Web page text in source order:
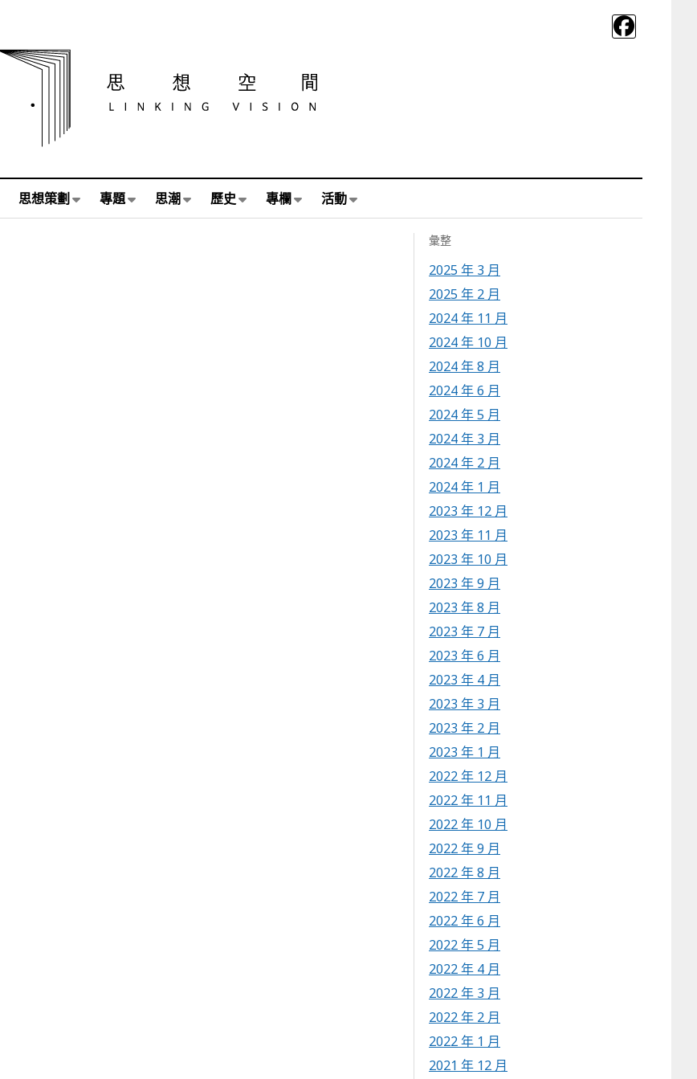
思想策劃 專題 思潮 歷史 專欄 活動
彙整
2025 年 3 月
2025 年 2 月
2024 年 11 月
2024 年 10 月
2024 年 8 月
2024 年 6 月
2024 年 5 月
2024 年 3 月
2024 年 2 月
2024 年 1 月
2023 年 12 月
2023 年 11 月
2023 年 10 月
2023 年 9 月
2023 年 8 月
2023 年 7 月
2023 年 6 月
2023 年 4 月
2023 年 3 月
2023 年 2 月
2023 年 1 月
2022 年 12 月
2022 年 11 月
2022 年 10 月
2022 年 9 月
2022 年 8 月
2022 年 7 月
2022 年 6 月
2022 年 5 月
2022 年 4 月
2022 年 3 月
2022 年 2 月
2022 年 1 月
2021 年 12 月